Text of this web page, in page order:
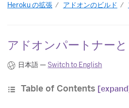
Heroku の拡張 アドオンのビルド
アドオンパートナー
日本語 — Switch to English
Table of Contents